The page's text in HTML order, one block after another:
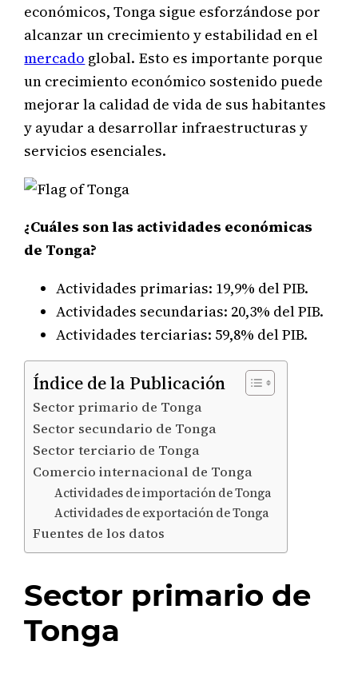
económicos, Tonga sigue esforzándose por
alcanzar un crecimiento y estabilidad en el
mercado global. Esto es importante porque
un crecimiento económico sostenido puede
mejorar la calidad de vida de sus habitantes
y ayudar a desarrollar infraestructuras y
servicios esenciales.
¿Cuáles son las actividades económicas
de Tonga?
Actividades primarias: 19,9% del PIB.
Actividades secundarias: 20,3% del PIB.
Actividades terciarias: 59,8% del PIB.
Índice de la Publicación
Sector primario de Tonga
Sector secundario de Tonga
Sector terciario de Tonga
Comercio internacional de Tonga
Actividades de importación de Tonga
Actividades de exportación de Tonga
Fuentes de los datos
Sector primario de
Tonga